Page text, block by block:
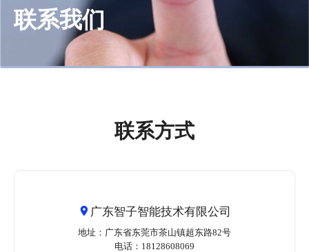
联系我们
联系方式
广东智子智能技术有限公司
地址：广东省东莞市茶山镇超东路82号
电话：18128608069